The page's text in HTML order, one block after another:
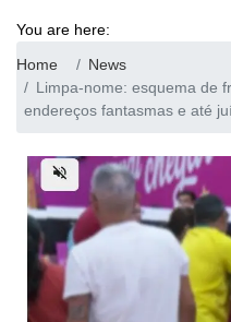
You are here:
Home
News
Limpa-nome: esquema de
endereços fantasmas e até